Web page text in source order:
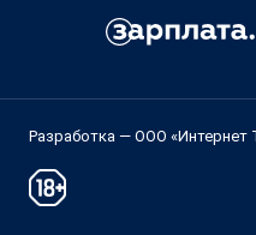
Разработка — ООО «Интернет